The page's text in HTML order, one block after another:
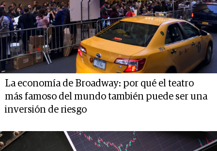
La economía de Broadway: por qué el teatro
más famoso del mundo también puede ser una
inversión de riesgo